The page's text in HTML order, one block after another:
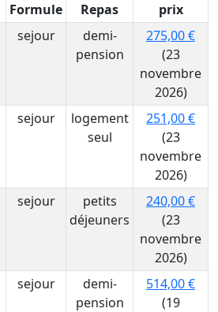
Formule Repas
prix
sejour
demi-
pension
275,00 €
(23
novembre
2026)
sejour
logement
seul
251,00 €
(23
novembre
2026)
sejour
petits
déjeuners
240,00 €
(23
novembre
2026)
sejour
demi-
pension
514,00 €
(19